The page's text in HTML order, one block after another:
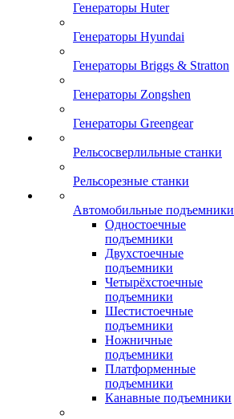
Генераторы Huter
Генераторы Hyundai
Генераторы Briggs & Stratton
Генераторы Zongshen
Генераторы Greengear
Рельсосверлильные станки
Рельсорезные станки
Автомобильные подъемники
Одностоечные
подъемники
Двухстоечные
подъемники
Четырёхстоечные
подъемники
Шестистоечные
подъемники
Ножничные
подъемники
Платформенные
подъемники
Канавные подъемники